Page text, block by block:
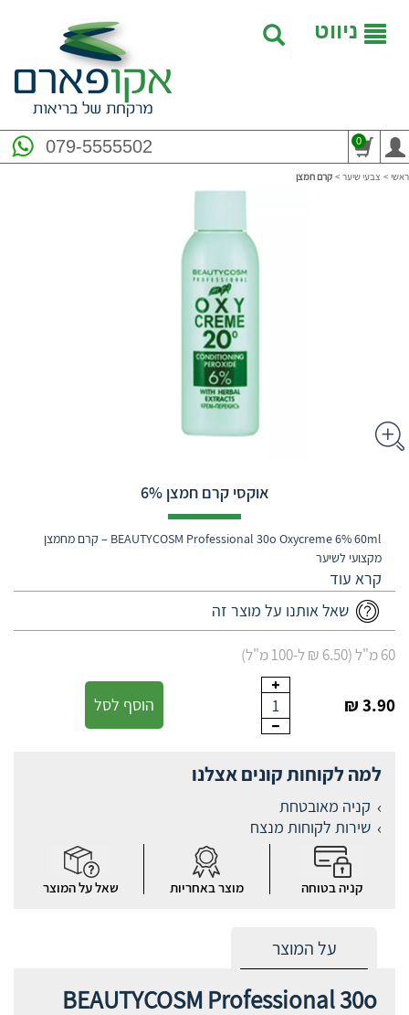
ניווט
079-5555502 0
ראשי > צבעי שיער > קרם חמצן
אוקסי קרם חמצן 6%
BEAUTYCOSM Professional 30o Oxycreme 6% 60ml – קרם מחמצן
מקצועי לשיער
שאל אותנו על מוצר זה
60 מ"ל (6.50 ₪ ל-100 מ"ל)
3.90 ₪
1 הוסף לסל
למה לקוחות קונים אצלנו
קניה מאובטחת
שירות לקוחות מנצח
קניה בטוחה מוצר באחריות שאל על המוצר
על המוצר
BEAUTYCOSM Professional 30o